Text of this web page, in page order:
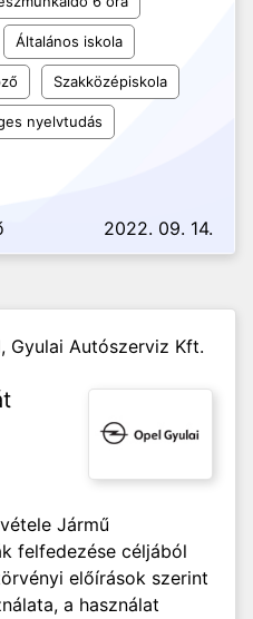
Általános iskola
Szakközépiskola
nyelvtudás
2022. 09. 14.
Gyulai Autószerviz Kft.
Jármű
felfedezése céljából
előírások szerint
a használat